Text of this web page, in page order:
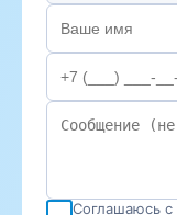
Соглашаюсь с